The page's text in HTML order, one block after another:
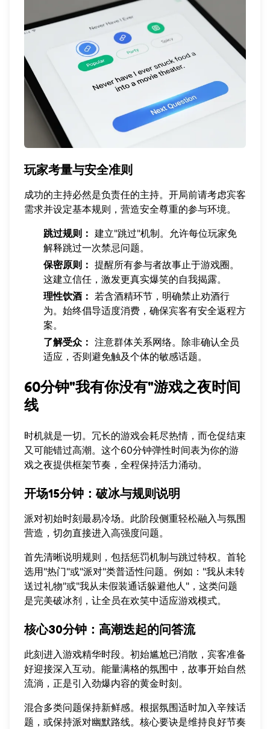
玩家考量与安全准则
成功的主持必然是负责任的主持。开局前请考虑宾客
需求并设定基本规则，营造安全尊重的参与环境。
跳过规则： 建立"跳过"机制。允许每位玩家免
解释跳过一次禁忌问题。
保密原则： 提醒所有参与者故事止于游戏圈。
这建立信任，激发更真实爆笑的自我揭露。
理性饮酒： 若含酒精环节，明确禁止劝酒行
为。始终倡导适度消费，确保宾客有安全返程方
案。
了解受众： 注意群体关系网络。除非确认全员
适应，否则避免触及个体的敏感话题。
60分钟"我有你没有"游戏之夜时间
线
时机就是一切。冗长的游戏会耗尽热情，而仓促结束
又可能错过高潮。这个60分钟弹性时间表为你的游
戏之夜提供框架节奏，全程保持活力涌动。
开场15分钟：破冰与规则说明
派对初始时刻最易冷场。此阶段侧重轻松融入与氛围
营造，切勿直接进入高强度问题。
首先清晰说明规则，包括惩罚机制与跳过特权。首轮
选用"热门"或"派对"类普适性问题。例如："我从未转
送过礼物"或"我从未假装通话躲避他人"，这类问题
是完美破冰剂，让全员在欢笑中适应游戏模式。
核心30分钟：高潮迭起的问答流
此刻进入游戏精华时段。初始尴尬已消散，宾客准备
好迎接深入互动。能量满格的氛围中，故事开始自然
流淌，正是引入劲爆内容的黄金时刻。
混合多类问题保持新鲜感。根据氛围适时加入辛辣话
题，或保持派对幽默路线。核心要诀是维持良好节奏